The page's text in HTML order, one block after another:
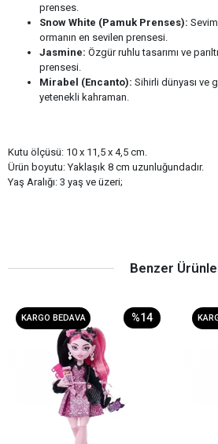
prenses.
Snow White (Pamuk Prenses):
ormanın en sevilen prensesi.
Jasmine: Özgür ruhlu tasarımı ve
prensesi.
Mirabel (Encanto): Sihirli dünyası ve
yetenekli kahraman.
Kutu ölçüsü: 10 x 11,5 x 4,5 cm.
Ürün boyutu: Yaklaşık 8 cm uzunluğundadır.
Yaş Aralığı: 3 yaş ve üzeri;
Benzer
KARGO BEDAVA %14